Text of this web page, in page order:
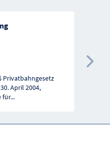
Privatbahngesetz
April 2004,
für...